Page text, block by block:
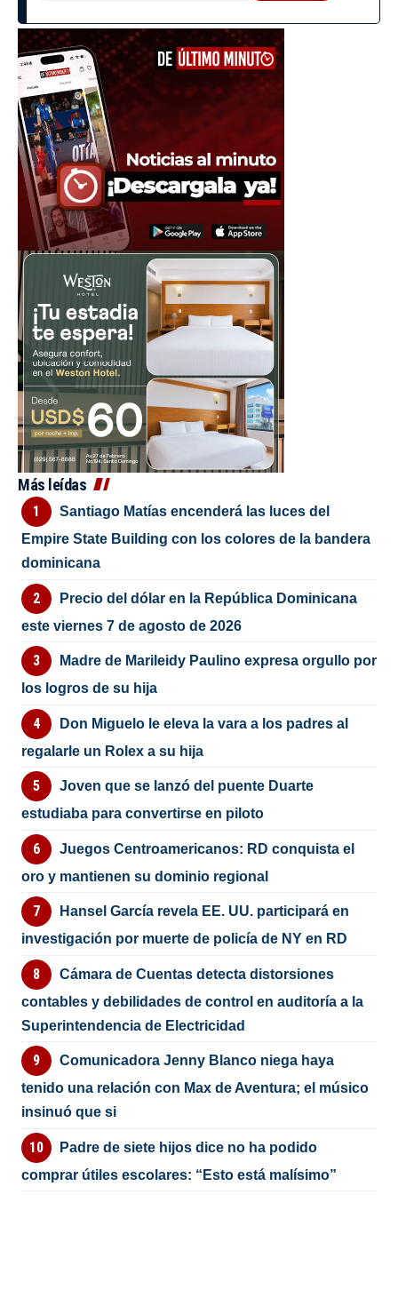
Más leídas
Santiago Matías encenderá las luces del
Empire State Building con los colores de la bandera
dominicana
Precio del dólar en la República Dominicana
este viernes 7 de agosto de 2026
Madre de Marileidy Paulino expresa orgullo por
los logros de su hija
Don Miguelo le eleva la vara a los padres al
regalarle un Rolex a su hija
Joven que se lanzó del puente Duarte
estudiaba para convertirse en piloto
Juegos Centroamericanos: RD conquista el
oro y mantienen su dominio regional
Hansel García revela EE. UU. participará en
investigación por muerte de policía de NY en RD
Cámara de Cuentas detecta distorsiones
contables y debilidades de control en auditoría a la
Superintendencia de Electricidad
Comunicadora Jenny Blanco niega haya
tenido una relación con Max de Aventura; el músico
insinuó que si
Padre de siete hijos dice no ha podido
comprar útiles escolares: “Esto está malísimo”